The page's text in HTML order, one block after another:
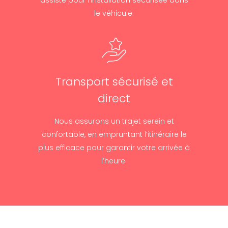
le véhicule.
Transport sécurisé et
direct
Nous assurons un trajet serein et
confortable, en empruntant l’itinéraire le
plus efficace pour garantir votre arrivée à
l’heure.